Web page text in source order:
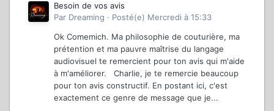
Besoin de vos avis
Par Dreaming · Posté(e) Mercredi à 15:33
Ok Comemich. Ma philosophie de couturière, ma
prétention et ma pauvre maîtrise du langage
audiovisuel te remercient pour ton avis qui m'aide
à m'améliorer. Charlie, je te remercie beaucoup
pour ton avis constructif. En postant ici, c'est
exactement ce genre de message que je...